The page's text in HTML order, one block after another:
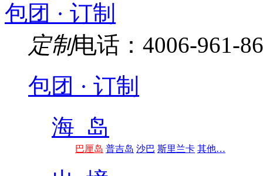
包团 · 订制
定制电话：4006-961-
包团 · 订制
海 岛
巴厘岛 普吉岛 沙巴 斯里兰卡 其他…